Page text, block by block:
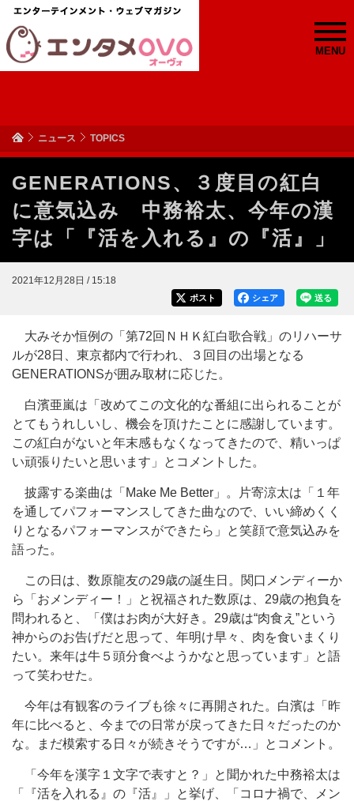
MENU
ニュース TOPICS
GENERATIONS、３度目の紅白
に意気込み 中務裕太、今年の漢
字は「『活を入れる』の『活』」
2021年12月28日 / 15:18
送る
シェア
ポスト
大みそか恒例の「第72回ＮＨＫ紅白歌合戦」のリハーサ
ルが28日、東京都内で行われ、３回目の出場となる
GENERATIONSが囲み取材に応じた。
白濱亜嵐は「改めてこの文化的な番組に出られることが
とてもうれしいし、機会を頂けたことに感謝しています。
この紅白がないと年末感もなくなってきたので、精いっぱ
い頑張りたいと思います」とコメントした。
披露する楽曲は「Make Me Better」。片寄涼太は「１年
を通してパフォーマンスしてきた曲なので、いい締めくく
りとなるパフォーマンスができたら」と笑顔で意気込みを
語った。
この日は、数原龍友の29歳の誕生日。関口メンディーか
ら「おメンディー！」と祝福された数原は、29歳の抱負を
問われると、「僕はお肉が大好き。29歳は“肉食え”という
神からのお告げだと思って、年明け早々、肉を食いまくり
たい。来年は牛５頭分食べようかなと思っています」と語
って笑わせた。
今年は有観客のライブも徐々に再開された。白濱は「昨
年に比べると、今までの日常が戻ってきた日々だったのか
な。まだ模索する日々が続きそうですが…」とコメント。
「今年を漢字１文字で表すと？」と聞かれた中務裕太は
「『活を入れる』の『活』」と挙げ、「コロナ禍で、メン